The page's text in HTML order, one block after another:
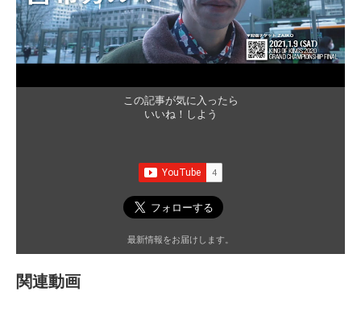
この記事が気に入ったら
いいね！しよう
最新情報をお届けします。
関連動画